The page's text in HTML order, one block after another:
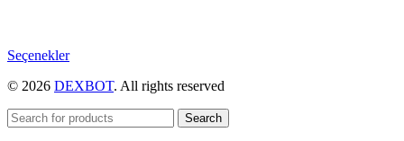
SeçeneklerBu
birden
varyasyonu
© 2026 DEXBOT. All rights reserved
Search